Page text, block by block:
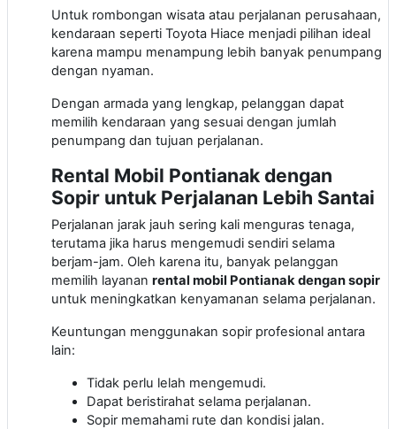
Untuk rombongan wisata atau perjalanan perusahaan,
kendaraan seperti Toyota Hiace menjadi pilihan ideal
karena mampu menampung lebih banyak penumpang
dengan nyaman.
Dengan armada yang lengkap, pelanggan dapat
memilih kendaraan yang sesuai dengan jumlah
penumpang dan tujuan perjalanan.
Rental Mobil Pontianak dengan
Sopir untuk Perjalanan Lebih Santai
Perjalanan jarak jauh sering kali menguras tenaga,
terutama jika harus mengemudi sendiri selama
berjam-jam. Oleh karena itu, banyak pelanggan
memilih layanan rental mobil Pontianak dengan sopir
untuk meningkatkan kenyamanan selama perjalanan.
Keuntungan menggunakan sopir profesional antara
lain:
Tidak perlu lelah mengemudi.
Dapat beristirahat selama perjalanan.
Sopir memahami rute dan kondisi jalan.